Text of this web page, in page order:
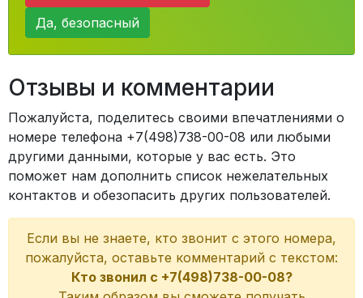
Да, безопасный
Отзывы и комментарии
Пожалуйста, поделитесь своими впечатлениями о
номере телефона +7(498)738-00-08 или любыми
другими данными, которые у вас есть. Это
поможет нам дополнить список нежелательных
контактов и обезопасить других пользователей.
Если вы не знаете, кто звонит с этого номера,
пожалуйста, оставьте комментарий с текстом:
Кто звонил с +7(498)738-00-08?